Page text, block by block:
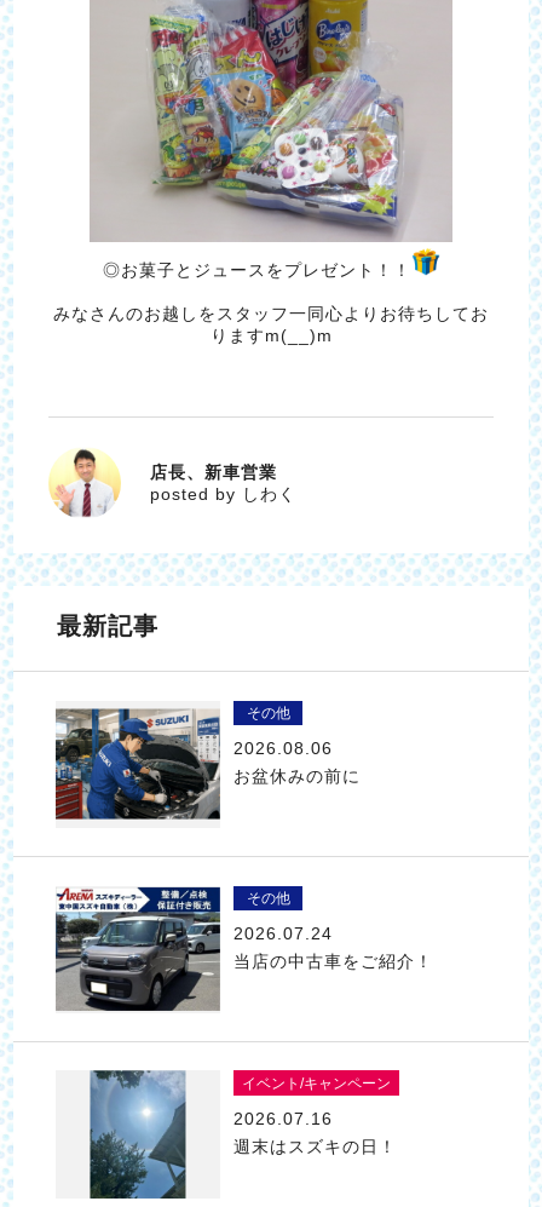
◎お菓子とジュースをプレゼント！！
みなさんのお越しをスタッフ一同心よりお待ちしてお
りますm(__)m
しわく
店長、新車営業
posted by しわく
最新記事
その他
2026.08.06
お盆休みの前に
その他
2026.07.24
当店の中古車をご紹介！
イベント/キャンペーン
2026.07.16
週末はスズキの日！